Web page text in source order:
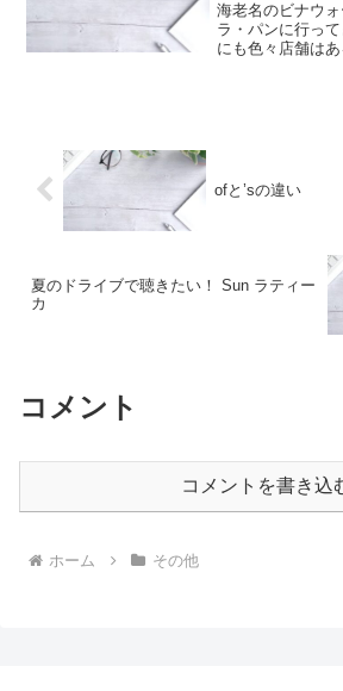
海老名のビナウォ
ラ・パンに行っ
にも色々店舗は
ofと’sの違い
夏のドライブで聴きたい！ Sun ラティー
カ
コメント
コメントを書き込
ホーム その他